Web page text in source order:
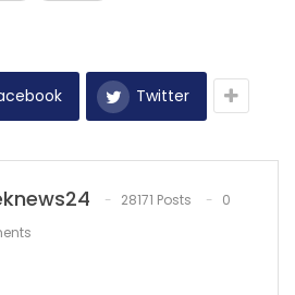
Twitter
28171 Posts
0